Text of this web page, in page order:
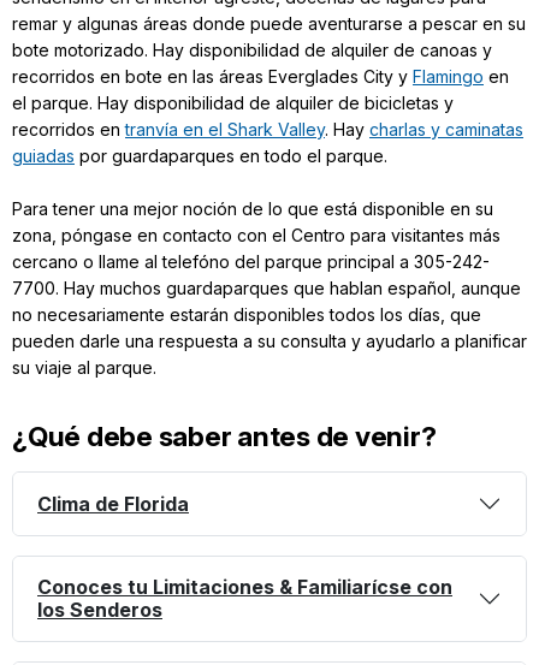
remar y algunas áreas donde puede aventurarse a pescar en su
bote motorizado. Hay disponibilidad de alquiler de canoas y
recorridos en bote en las áreas Everglades City y Flamingo en
el parque. Hay disponibilidad de alquiler de bicicletas y
recorridos entranvía en el Shark Valley. Hay charlas y caminatas
guiadas por guardaparques en todo el parque.
Para tener una mejor noción de lo que está disponible en su
zona, póngase en contacto con el Centro para visitantes más
cercano o llame al telefóno del parque principal a 305-242-
7700. Hay muchos guardaparques que hablan español, aunque
no necesariamente estarán disponibles todos los días, que
pueden darle una respuesta a su consulta y ayudarlo a planificar
su viaje al parque.
¿Qué debe saber antes de venir?
Clima de Florida
Conoces tu Limitaciones & Familiarícse con
los Senderos